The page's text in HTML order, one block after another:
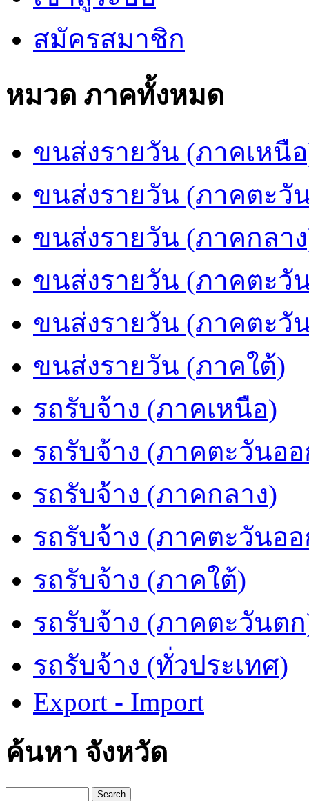
สมัครสมาชิก
หมวด ภาคทั้งหมด
ขนส่งรายวัน (ภาคเหนื
ขนส่งรายวัน (ภาคตะวั
ขนส่งรายวัน (ภาคกลา
ขนส่งรายวัน (ภาคตะวั
ขนส่งรายวัน (ภาคตะวั
ขนส่งรายวัน (ภาคใต้)
รถรับจ้าง (ภาคเหนือ)
รถรับจ้าง (ภาคตะวันออ
รถรับจ้าง (ภาคกลาง)
รถรับจ้าง (ภาคตะวันอ
รถรับจ้าง (ภาคใต้)
รถรับจ้าง (ภาคตะวันต
รถรับจ้าง (ทั่วประเทศ)
Export - Import
ค้นหา จังหวัด
Search